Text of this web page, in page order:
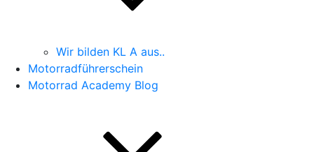
Wir bilden KL A aus..
Motorradführerschein
Motorrad Academy Blog